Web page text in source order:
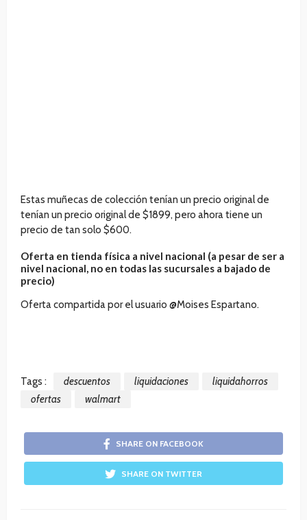
Estas muñecas de colección tenían un precio original de
tenían un precio original de $1899, pero ahora tiene un
precio de tan solo $600.
Oferta en tienda física a nivel nacional (a pesar de ser a
nivel nacional, no en todas las sucursales a bajado de
precio)
Oferta compartida por el usuario @Moises Espartano.
Tags : descuentos liquidaciones
liquidahorros
ofertas
walmart
SHARE ON FACEBOOK
SHARE ON TWITTER